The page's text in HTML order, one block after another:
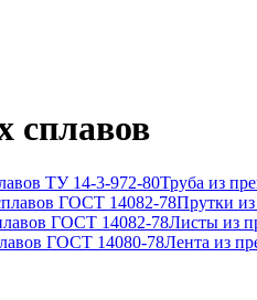
сплавов
Труба из
Прутки
Листы из
Лента из